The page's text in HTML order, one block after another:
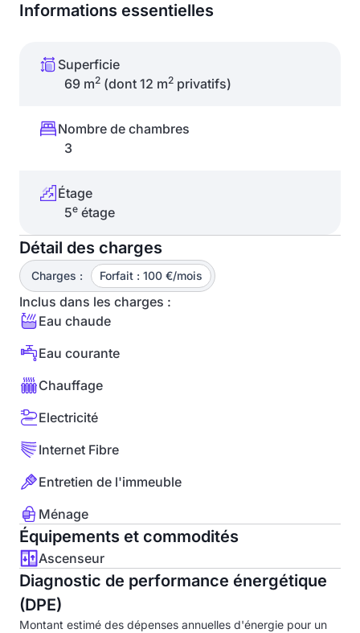
Informations essentielles
Superficie
69 m2 (dont 12 m2 privatifs)
Nombre de chambres
3
Étage
5e étage
Détail des charges
Charges : Forfait : 100 €/mois
Inclus dans les charges :
Eau chaude
Eau courante
Chauffage
Electricité
Internet Fibre
Entretien de l'immeuble
Ménage
Équipements et commodités
Ascenseur
Diagnostic de performance énergétique
(DPE)
Montant estimé des dépenses annuelles d'énergie pour un